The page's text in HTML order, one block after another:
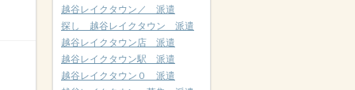
越谷レイクタウン／ 派遣
探し 越谷レイクタウン 派遣
越谷レイクタウン店 派遣
越谷レイクタウン駅 派遣
越谷レイクタウン０ 派遣